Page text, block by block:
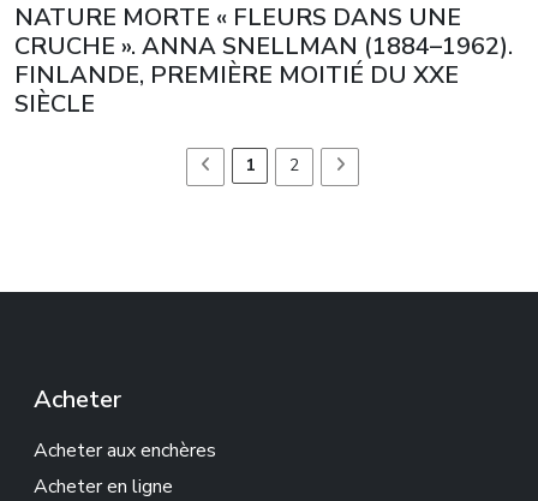
NATURE MORTE « FLEURS DANS UNE
CRUCHE ». ANNA SNELLMAN (1884–1962).
FINLANDE, PREMIÈRE MOITIÉ DU XXE
SIÈCLE
1 2
Acheter
Acheter aux enchères
Acheter en ligne